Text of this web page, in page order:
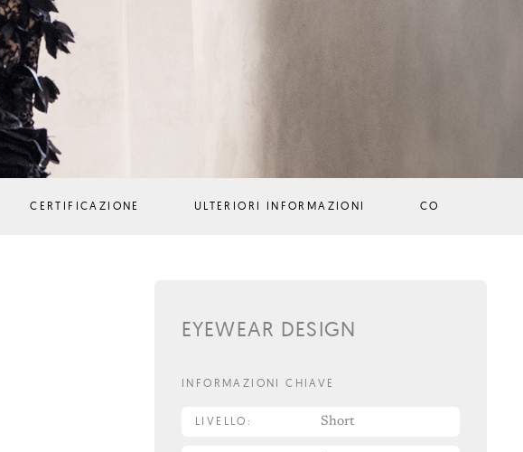
CERTIFICAZIONE ULTERIORI INFORMAZIONI CONTATTI
EYEWEAR DESIGN
INFORMAZIONI CHIAVE
LIVELLO: Short